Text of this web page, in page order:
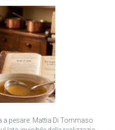
pesare: Mattia Di Tommaso